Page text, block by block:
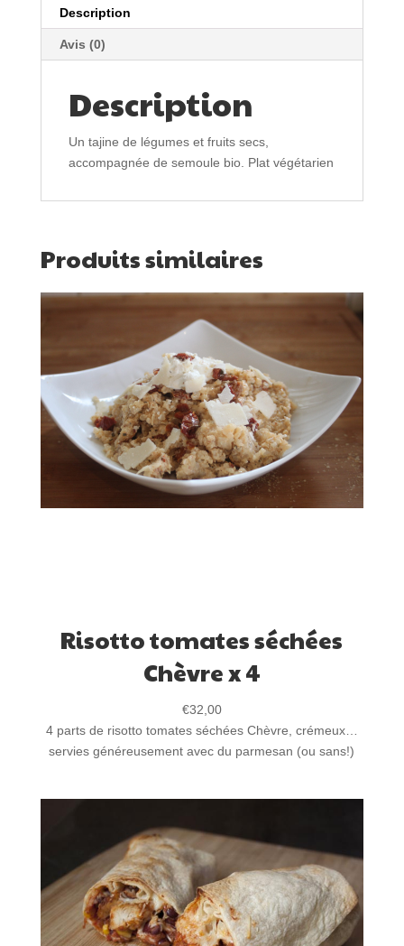
Description
Avis (0)
Description
Un tajine de légumes et fruits secs,
accompagnée de semoule bio. Plat végétarien
Produits similaires
Risotto tomates séchées
Chèvre x 4
€32,00
4 parts de risotto tomates séchées Chèvre, crémeux…
servies généreusement avec du parmesan (ou sans!)